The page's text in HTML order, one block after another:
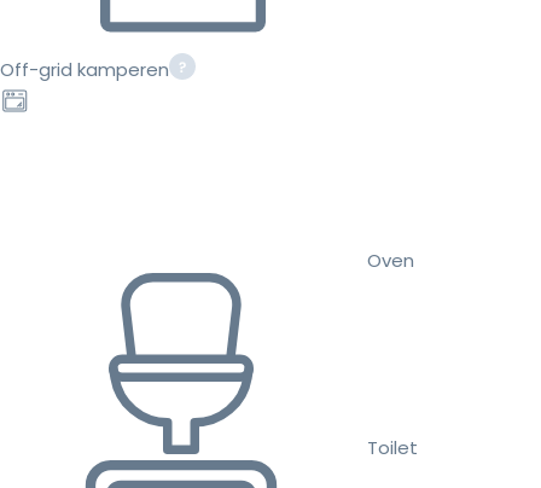
Off-grid kamperen
Oven
Toilet